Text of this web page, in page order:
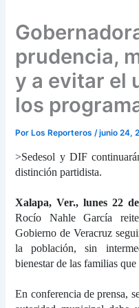
prudencia,
y a evitar el
los
Por Los Reporteros/junio 24,
>Sedesol y DIF
distinción partidista.
Xalapa, Ver., lunes 22
Rocío Nahle García
Gobierno de Veracruz
la población, sin
bienestar de las familias
En conferencia de prensa,